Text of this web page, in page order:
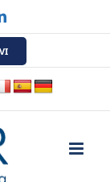
LinkedIn